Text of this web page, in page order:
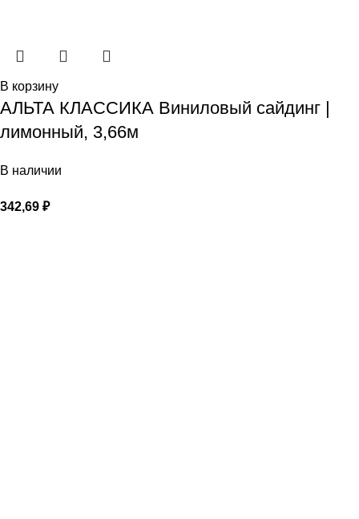
В корзину
АЛЬТА КЛАССИКА Виниловый сайдинг |
лимонный, 3,66м
В наличии
342,69 ₽